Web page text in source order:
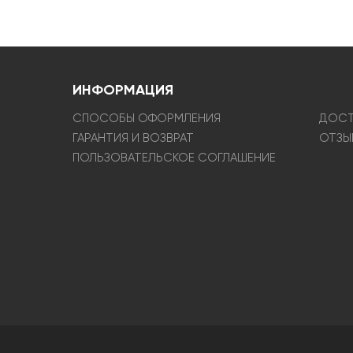
ИНФОРМАЦИЯ
СПОСОБЫ ОФОРМЛЕНИЯ
ГАРАНТИЯ И ВОЗВРАТ
ПОЛЬЗОВАТЕЛЬСКОЕ СОГЛАШЕНИЕ